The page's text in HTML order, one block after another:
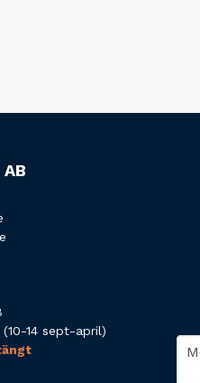
14 sept-april)